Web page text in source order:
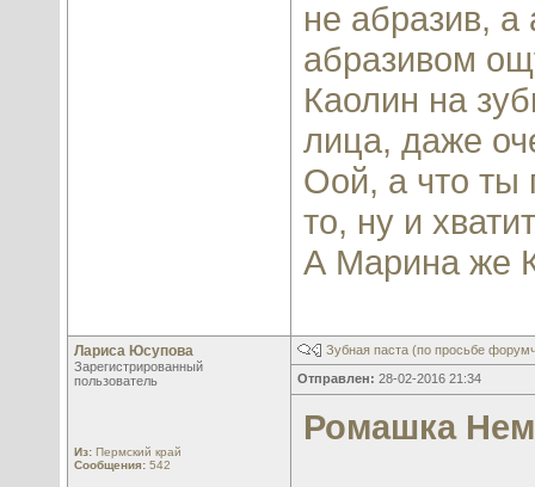
не абразив, а
абразивом
Каолин на
лица, даже
Оой, а что ты
то, ну и
А Марина же
Лариса Юсупова
Зарегистрированный
пользователь
Из: Пермский край
Сообщения: 542
Зубная паста (по просьбе
Отправлен: 28-02-2016 21:34
Ромашка